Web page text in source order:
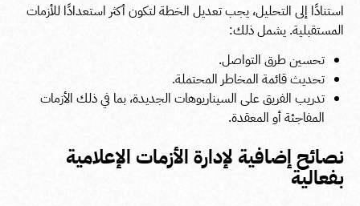
استنادًا إلى التحليل، يجب تعديل الخطة لتكون أكثر استعدادًا للأزمات
المستقبلية. يشمل ذلك:
تحسين طرق التواصل.
تحديث قائمة المخاطر المحتملة.
تدريب الفريق على السيناريوهات الجديدة، بما في ذلك الأزمات
المفاجئة أو المعقدة.
نصائح إضافية لإدارة الأزمات الإعلامية
بفعالية